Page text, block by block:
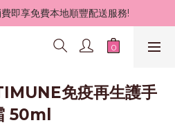
費即享免費本地順豐配送服務!
免疫再生護手
50ml